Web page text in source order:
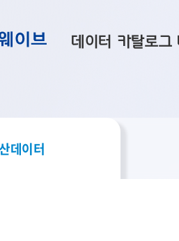
데이터 카탈로그
데이터